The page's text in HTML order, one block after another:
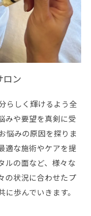
ロン
らしく輝けるよう全
みや要望を真剣に受
悩みの原因を探りま
適な施術やケアを提
ルの面など、様々な
の状況に合わせたプ
歩んでいきます。